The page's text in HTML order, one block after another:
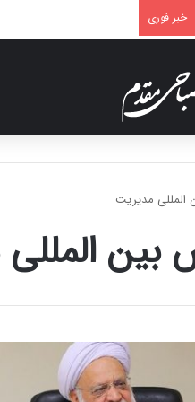
خبر فوری
المللی مدیریت
بین